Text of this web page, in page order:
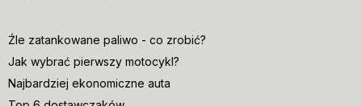
Źle zatankowane paliwo - co zrobić?
Jak wybrać pierwszy motocykl?
Najbardziej ekonomiczne auta